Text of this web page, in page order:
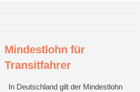
Mindestlohn für
Transitfahrer
In Deutschland gilt der Mindestlohn